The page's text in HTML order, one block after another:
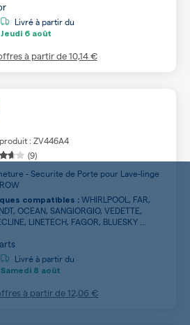
Livré à partir du
Jeudi 6 août
à partir de10,14 €
: ZV446A4
(9)
- Securite de Porte pour Lave-linge
compatibles : WHIRLPOOL, FAR,
OCEAN, SANGIORGIO, VEDETTE,
LINETECH, FAGOR, BLUESKY ...
Livré à partir du
Samedi 8 août
à partir de12,06 €